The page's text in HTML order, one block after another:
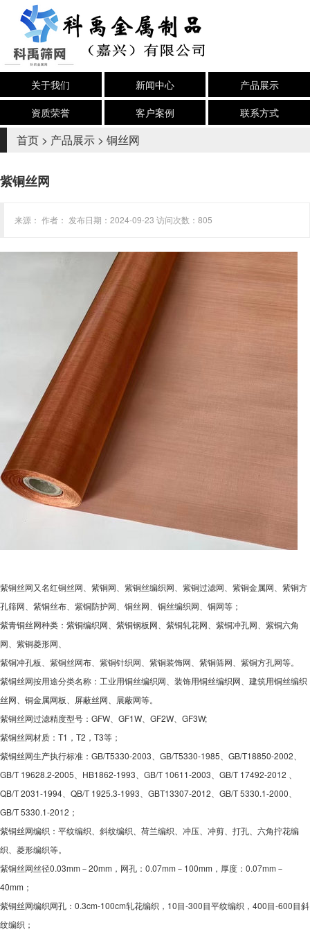
关于我们 新闻中心
产品展示
资质荣誉
客户案例 联系方式
首页 > 产品展示 > 铜丝网
紫铜丝网
来源： 作者： 发布日期：2024-09-23 访问次数：805
紫铜丝网又名红铜丝网、紫铜网、紫铜丝编织网、紫铜过滤网、紫铜金属网、紫铜方
孔筛网、紫铜丝布、紫铜防护网、铜丝网、铜丝编织网、铜网等；
紫青铜丝网种类：紫铜编织网、紫铜钢板网、紫铜轧花网、紫铜冲孔网、紫铜六角
网、紫铜菱形网、
紫铜冲孔板、紫铜丝网布、紫铜针织网、紫铜装饰网、紫铜筛网、紫铜方孔网等。
紫铜丝网按用途分类名称：工业用铜丝编织网、装饰用铜丝编织网、建筑用铜丝编织
丝网、铜金属网板、屏蔽丝网、展蔽网等。
紫铜丝网过滤精度型号：GFW、GF1W、GF2W、GF3W;
紫铜丝网材质：T1，T2，T3等；
紫铜丝网生产执行标准：GB/T5330-2003、GB/T5330-1985、GB/T18850-2002、
GB/T 19628.2-2005、HB1862-1993、GB/T 10611-2003、GB/T 17492-2012 、
QB/T 2031-1994、QB/T 1925.3-1993、GBT13307-2012、GB/T 5330.1-2000、
GB/T 5330.1-2012；
紫铜丝网编织：平纹编织、斜纹编织、荷兰编织、冲压、冲剪、打孔、六角拧花编
织、菱形编织等。
紫铜丝网丝径0.03mm－20mm，网孔：0.07mm－100mm，厚度：0.07mm－
40mm；
紫铜丝网编织网孔：0.3cm-100cm轧花编织，10目-300目平纹编织，400目-600目斜
纹编织；